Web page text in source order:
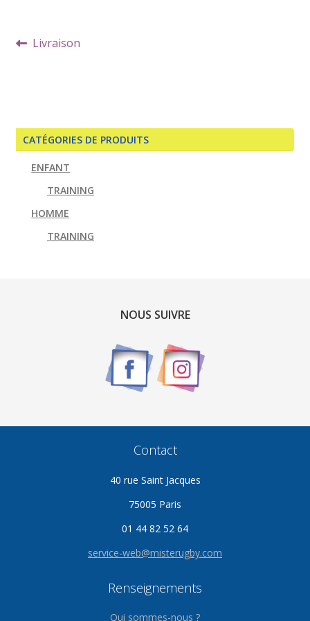
Navigation
Article
Livraison
CATÉGORIES DE PRODUITS
ENFANT
TRAINING
HOMME
TRAINING
NOUS SUIVRE
Contact
40 rue Saint Jacques
75005 Paris
01 44 82 52 64
service-web@misterugby.com
Renseignements
Qui sommes-nous ?